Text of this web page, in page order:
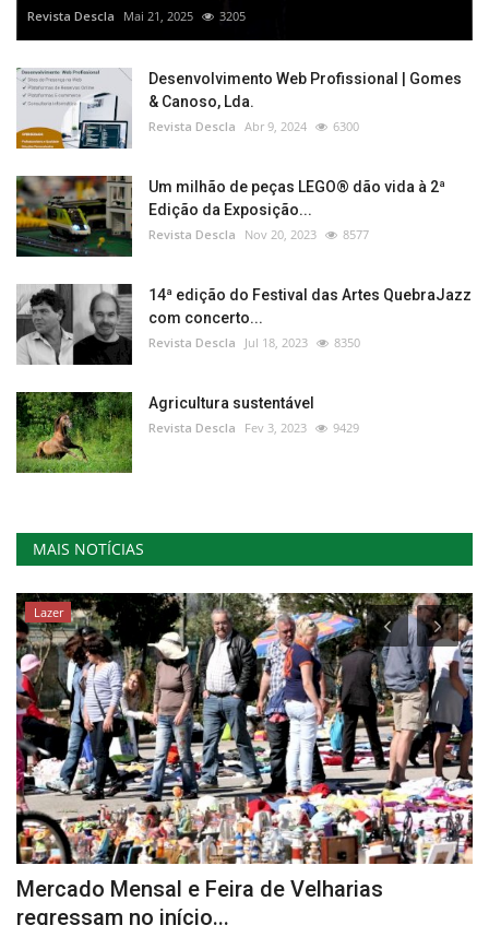
Revista Descla Mai 21, 2025 3205
Desenvolvimento Web Profissional | Gomes
& Canoso, Lda.
Revista Descla Abr 9, 2024 6300
Um milhão de peças LEGO® dão vida à 2ª
Edição da Exposição...
Revista Descla Nov 20, 2023 8577
14ª edição do Festival das Artes QuebraJazz
com concerto...
Revista Descla Jul 18, 2023 8350
Agricultura sustentável
Revista Descla Fev 3, 2023 9429
MAIS NOTÍCIAS
Lazer
Mercado Mensal e Feira de Velharias
regressam no início...